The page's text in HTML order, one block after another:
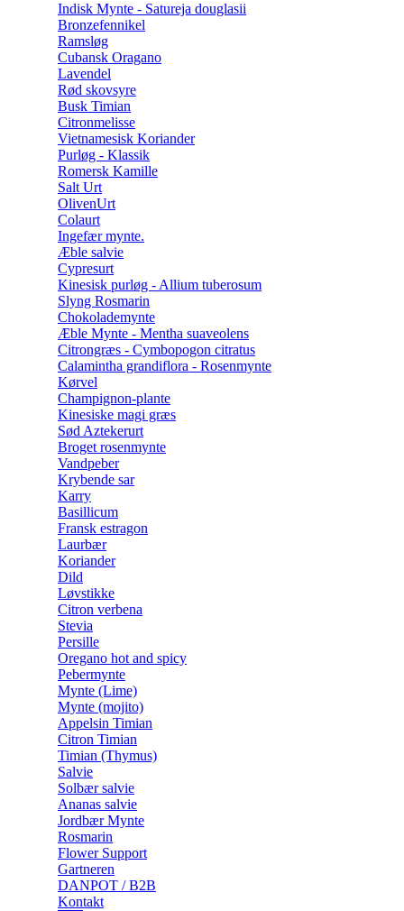
Indisk Mynte - Satureja douglasii
Bronzefennikel
Ramsløg
Cubansk Oragano
Lavendel
Rød skovsyre
Busk Timian
Citronmelisse
Vietnamesisk Koriander
Purløg - Klassik
Romersk Kamille
Salt Urt
OlivenUrt
Colaurt
Ingefær mynte.
Æble salvie
Cypresurt
Kinesisk purløg - Allium tuberosum
Slyng Rosmarin
Chokolademynte
Æble Mynte - Mentha suaveolens
Citrongræs - Cymbopogon citratus
Calamintha grandiflora - Rosenmynte
Kørvel
Champignon-plante
Kinesiske magi græs
Sød Aztekerurt
Broget rosenmynte
Vandpeber
Krybende sar
Karry
Basillicum
Fransk estragon
Laurbær
Koriander
Dild
Løvstikke
Citron verbena
Stevia
Persille
Oregano hot and spicy
Pebermynte
Mynte (Lime)
Mynte (mojito)
Appelsin Timian
Citron Timian
Timian (Thymus)
Salvie
Solbær salvie
Ananas salvie
Jordbær Mynte
Rosmarin
Flower Support
Gartneren
DANPOT / B2B
Kontakt